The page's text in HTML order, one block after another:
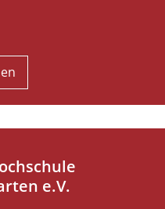
e.V.